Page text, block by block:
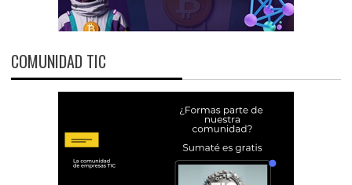
COMUNIDAD TIC